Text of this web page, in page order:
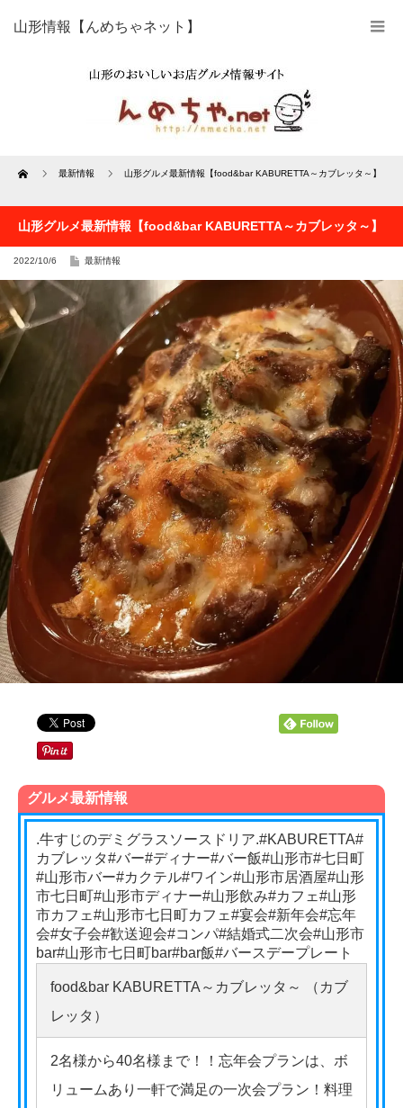
山形情報【んめちゃネット】
Home 最新情報 山形グルメ最新情報【food&bar KABURETTA～カブレッタ～】
山形グルメ最新情報【food&bar KABURETTA～カブレッタ～】
2022/10/6 最新情報
グルメ最新情報
.牛すじのデミグラスソースドリア.#KABURETTA#
カブレッタ#バー#ディナー#バー飯#山形市#七日町
#山形市バー#カクテル#ワイン#山形市居酒屋#山形
市七日町#山形市ディナー#山形飲み#カフェ#山形
市カフェ#山形市七日町カフェ#宴会#新年会#忘年
会#女子会#歓送迎会#コンパ#結婚式二次会#山形市
bar#山形市七日町bar#bar飯#バースデープレート
food&bar KABURETTA～カブレッタ～ （カブ
レッタ）
2名様から40名様まで！！忘年会プランは、ボ
リュームあり一軒で満足の一次会プラン！料理